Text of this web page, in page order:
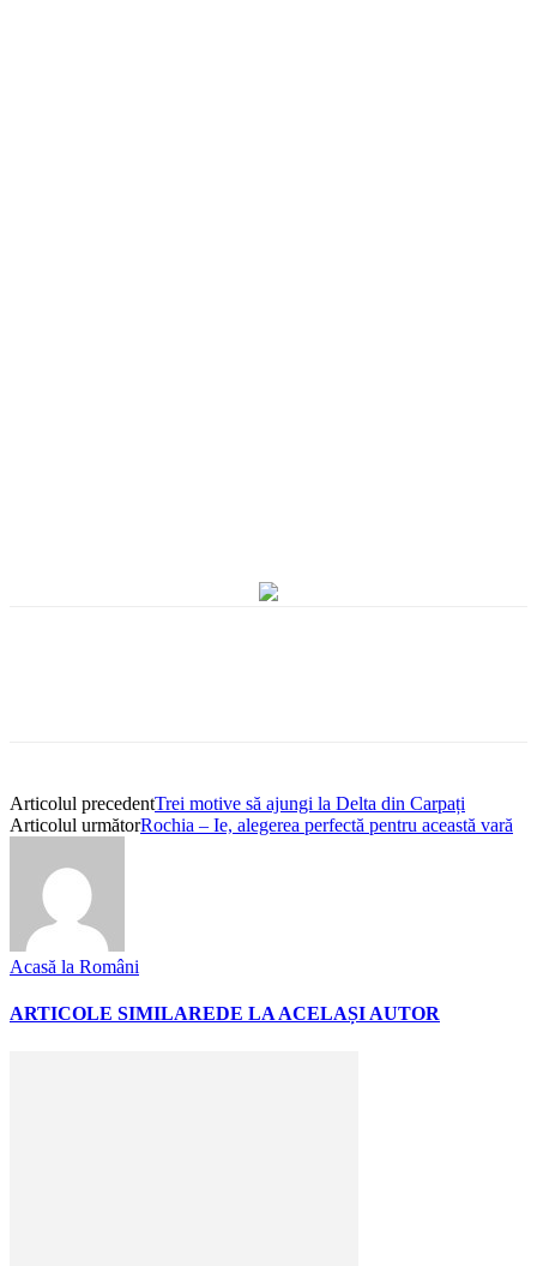
Articolul precedentTrei motive să ajungi la Delta din Carpați
Articolul următorRochia – Ie, alegerea perfectă pentru această vară
Acasă la Români
ARTICOLE SIMILAREDE LA ACELAȘI AUTOR